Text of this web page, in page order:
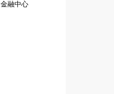
金融中心